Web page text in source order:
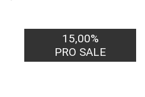
15,00%
PRO SALE